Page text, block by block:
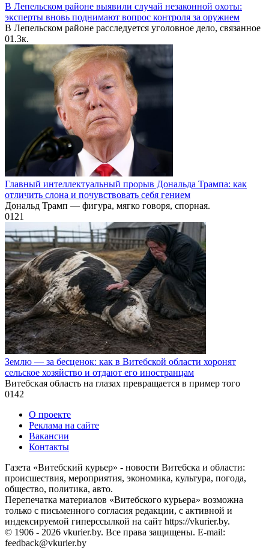
В Лепельском районе выявили случай незаконной охоты:
эксперты вновь поднимают вопрос контроля за оружием
В Лепельском районе расследуется уголовное дело, связанное
01.3к.
Главный интеллектуальный прорыв Дональда Трампа: как
отличить слона и почувствовать себя гением
Дональд Трамп — фигура, мягко говоря, спорная.
0121
Землю — за бесценок: как в Витебской области хоронят
сельское хозяйство и отдают его иностранцам
Витебская область на глазах превращается в пример того
0142
О проекте
Реклама на сайте
Вакансии
Контакты
Газета «Витебский курьер» - новости Витебска и области:
происшествия, мероприятия, экономика, культура, погода,
общество, политика, авто.
Перепечатка материалов «Витебского курьера» возможна
только с письменного согласия редакции, с активной и
индексируемой гиперссылкой на сайт https://vkurier.by.
© 1906 - 2026 vkurier.by. Все права защищены. E-mail:
feedback@vkurier.by